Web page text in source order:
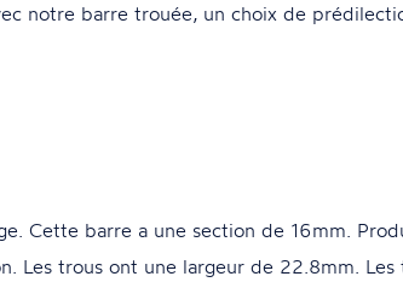
notre barre trouée, un choix de
Cette barre a une section de 16mm.
Les trous ont une largeur de 22.8mm.